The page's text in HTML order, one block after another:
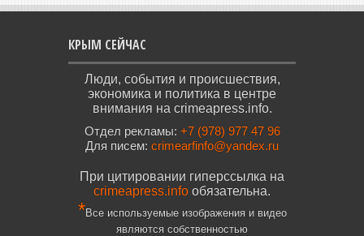
КРЫМ СЕЙЧАС
Люди, события и происшествия,
экономика и политика в центре
внимания на crimeapress.info.
Отдел рекламы: +7 (978) 977 47 96
Для писем: crimearfinfo@yandex.ru
При цитировании гиперссылка на
crimeapress.info обязательна.
*Все используемые изображения и видео
являются собственностью